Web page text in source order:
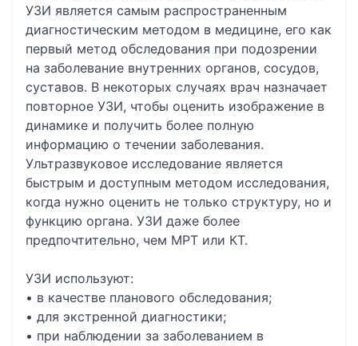
УЗИ является самым распространенным
диагностическим методом в медицине, его как
первый метод обследования при подозрении
на заболевание внутренних органов, сосудов,
суставов. В некоторых случаях врач назначает
повторное УЗИ, чтобы оценить изображение в
динамике и получить более полную
информацию о течении заболевания.
Ультразвуковое исследование является
быстрым и доступным методом исследования,
когда нужно оценить не только структуру, но и
функцию органа. УЗИ даже более
предпочтительно, чем МРТ или КТ.
УЗИ используют:
• в качестве планового обследования;
• для экстренной диагностики;
• при наблюдении за заболеванием в